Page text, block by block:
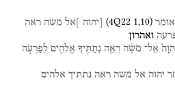
(4Q22 1,10) [יהוה ]אל משה ראה
ואהרון
אֶל־ מֹשֶׁ֔ה רְאֵ֛ה נְתַתִּ֥יךָ אֱלֹהִ֖ים לְפַרְעֹ֑ה
יהוה אל משה ראה נתתיך אלהים